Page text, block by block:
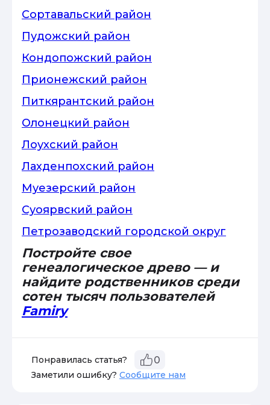
Сортавальский район
Пудожский район
Кондопожский район
Прионежский район
Питкярантский район
Олонецкий район
Лоухский район
Лахденпохский район
Муезерский район
Суоярвский район
Петрозаводский городской округ
Постройте свое
генеалогическое древо — и
найдите родственников среди
сотен тысяч пользователей
Famiry
Понравилась статья? 0
Заметили ошибку? Сообщите нам